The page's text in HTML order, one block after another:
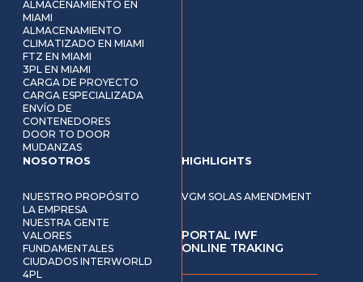
ALMACENAMIENTO EN
MIAMI
ALMACENAMIENTO
CLIMATIZADO EN MIAMI
FTZ EN MIAMI
3PL EN MIAMI
CARGA DE PROYECTO
CARGA ESPECIALIZADA
ENVÍO DE
CONTENEDORES
DOOR TO DOOR
MUDANZAS
NOSOTROS
NUESTRO PROPÓSITO
LA EMPRESA
NUESTRA GENTE
VALORES
FUNDAMENTALES
CIUDADOS INTERWORLD
4PL
HIGHLIGHTS
VGM SOLAS AMENDMENT
PORTAL IWF
ONLINE TRAKING